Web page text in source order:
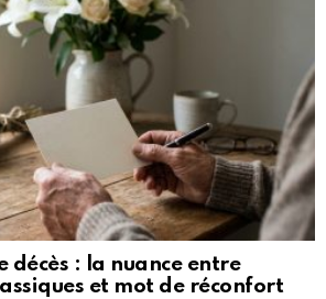
décès : la nuance entre
et mot de réconfort